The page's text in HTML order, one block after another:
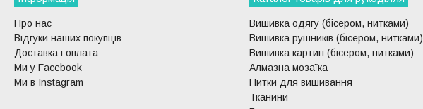
Про нас
Відгуки наших покупців
Доставка і оплата
Ми у Facebook
Ми в Instagram
Вишивка одягу (бісером, нитками)
Вишивка рушників (бісером, нитками)
Вишивка картин (бісером, нитками)
Алмазна мозаїка
Нитки для вишивання
Тканини